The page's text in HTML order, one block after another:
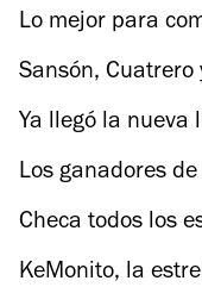
Lo mejor para
Sansón, Cuatrero
Generación
Lucha Libre
Ya llegó la nueva
Mark Crew
Los ganadores
Teatro
Checa todos los
para ti
KeMonito, la